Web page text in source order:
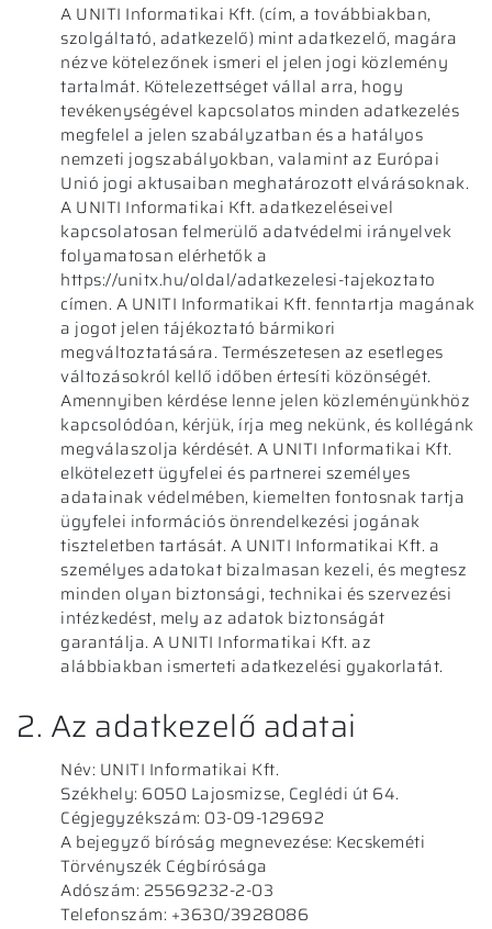
A UNITI Informatikai Kft. (cím, a továbbiakban,
szolgáltató, adatkezelő) mint adatkezelő, magára
nézve kötelezőnek ismeri el jelen jogi közlemény
tartalmát. Kötelezettséget vállal arra, hogy
tevékenységével kapcsolatos minden adatkezelés
megfelel a jelen szabályzatban és a hatályos
nemzeti jogszabályokban, valamint az Európai
Unió jogi aktusaiban meghatározott elvárásoknak.
A UNITI Informatikai Kft. adatkezeléseivel
kapcsolatosan felmerülő adatvédelmi irányelvek
folyamatosan elérhetők a
https://unitx.hu/oldal/adatkezelesi-tajekoztato
címen. A UNITI Informatikai Kft. fenntartja magának
a jogot jelen tájékoztató bármikori
megváltoztatására. Természetesen az esetleges
változásokról kellő időben értesíti közönségét.
Amennyiben kérdése lenne jelen közleményünkhöz
kapcsolódóan, kérjük, írja meg nekünk, és kollégánk
megválaszolja kérdését. A UNITI Informatikai Kft.
elkötelezett ügyfelei és partnerei személyes
adatainak védelmében, kiemelten fontosnak tartja
ügyfelei információs önrendelkezési jogának
tiszteletben tartását. A UNITI Informatikai Kft. a
személyes adatokat bizalmasan kezeli, és megtesz
minden olyan biztonsági, technikai és szervezési
intézkedést, mely az adatok biztonságát
garantálja. A UNITI Informatikai Kft. az
alábbiakban ismerteti adatkezelési gyakorlatát.
2. Az adatkezelő adatai
Név: UNITI Informatikai Kft.
Székhely: 6050 Lajosmizse, Ceglédi út 64.
Cégjegyzékszám: 03-09-129692
A bejegyző bíróság megnevezése: Kecskeméti
Törvényszék Cégbírósága
Adószám: 25569232-2-03
Telefonszám: +3630/3928086